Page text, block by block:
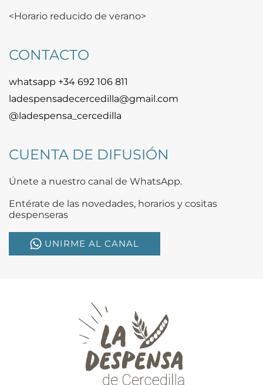
<Horario reducido de verano>
CONTACTO
whatsapp +34 692 106 811
ladespensadecercedilla@gmail.com
@ladespensa_cercedilla
CUENTA DE DIFUSIÓN
Únete a nuestro canal de WhatsApp.
Entérate de las novedades, horarios y cositas
despenseras
UNIRME AL CANAL